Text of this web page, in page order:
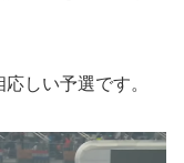
しい予選です。